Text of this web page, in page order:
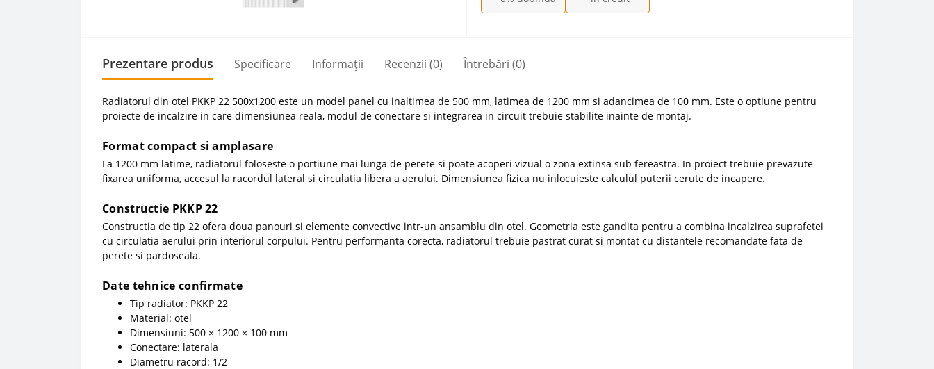
Prezentare produs Specificare Informații Recenzii (0) Întrebări (0)
Radiatorul din otel PKKP 22 500x1200 este un model panel cu inaltimea de 500 mm, latimea de 1200 mm si adancimea de 100 mm. Este o optiune pentru
proiecte de incalzire in care dimensiunea reala, modul de conectare si integrarea in circuit trebuie stabilite inainte de montaj.
Format compact si amplasare
La 1200 mm latime, radiatorul foloseste o portiune mai lunga de perete si poate acoperi vizual o zona extinsa sub fereastra. In proiect trebuie prevazute
fixarea uniforma, accesul la racordul lateral si circulatia libera a aerului. Dimensiunea fizica nu inlocuieste calculul puterii cerute de incapere.
Constructie PKKP 22
Constructia de tip 22 ofera doua panouri si elemente convective intr-un ansamblu din otel. Geometria este gandita pentru a combina incalzirea suprafetei
cu circulatia aerului prin interiorul corpului. Pentru performanta corecta, radiatorul trebuie pastrat curat si montat cu distantele recomandate fata de
perete si pardoseala.
Date tehnice confirmate
Tip radiator: PKKP 22
Material: otel
Dimensiuni: 500 × 1200 × 100 mm
Conectare: laterala
Diametru racord: 1/2